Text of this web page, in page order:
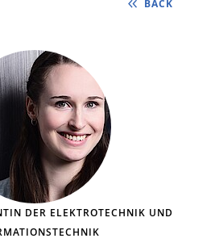
BACK
DER ELEKTROTECHNIK UND